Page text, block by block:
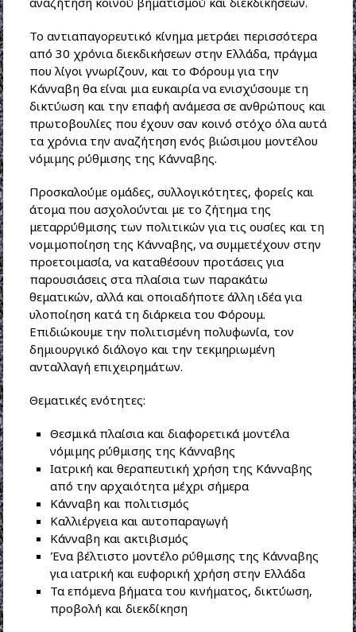
Το αντιαπαγορευτικό κίνημα μετράει περισσότερα
από 30 χρόνια διεκδικήσεων στην Ελλάδα, πράγμα
που λίγοι γνωρίζουν, και το Φόρουμ για την
Κάνναβη θα είναι μια ευκαιρία να ενισχύσουμε τη
δικτύωση και την επαφή ανάμεσα σε ανθρώπους και
πρωτοβουλίες που έχουν σαν κοινό στόχο όλα αυτά
τα χρόνια την αναζήτηση ενός βιώσιμου μοντέλου
νόμιμης ρύθμισης της Κάνναβης.
Προσκαλούμε ομάδες, συλλογικότητες, φορείς και
άτομα που ασχολούνται με το ζήτημα της
μεταρρύθμισης των πολιτικών για τις ουσίες και τη
νομιμοποίηση της Κάνναβης, να συμμετέχουν στην
προετοιμασία, να καταθέσουν προτάσεις για
παρουσιάσεις στα πλαίσια των παρακάτω
θεματικών, αλλά και οποιαδήποτε άλλη ιδέα για
υλοποίηση κατά τη διάρκεια του Φόρουμ.
Επιδιώκουμε την πολιτισμένη πολυφωνία, τον
δημιουργικό διάλογο και την τεκμηριωμένη
ανταλλαγή επιχειρημάτων.
Θεματικές ενότητες:
Θεσμικά πλαίσια και διαφορετικά μοντέλα
νόμιμης ρύθμισης της Κάνναβης
Ιατρική και θεραπευτική χρήση της Κάνναβης
από την αρχαιότητα μέχρι σήμερα
Κάνναβη και πολιτισμός
Καλλιέργεια και αυτοπαραγωγή
Κάνναβη και ακτιβισμός
Ένα βέλτιστο μοντέλο ρύθμισης της Κάνναβης
για ιατρική και ευφορική χρήση στην Ελλάδα
Τα επόμενα βήματα του κινήματος, δικτύωση,
προβολή και διεκδίκηση